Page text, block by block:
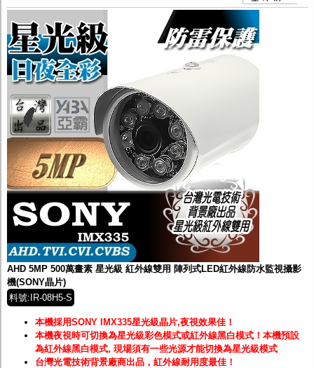
AHD 5MP 500萬畫素 星光級 紅外線雙用 陣列式LED紅外線防水監視攝影
機(SONY晶片)
料號:IR-08H5-S
本機採用SONY IMX335星光級晶片,夜視效果佳！
本機夜視時可切換為星光級彩色模式或紅外線黑白模式！ 本機預設
為紅外線黑白模式, 現場須有一些光源才能切換為星光級模式
台灣光電技術背景廠商出品，紅外線耐用度最佳！